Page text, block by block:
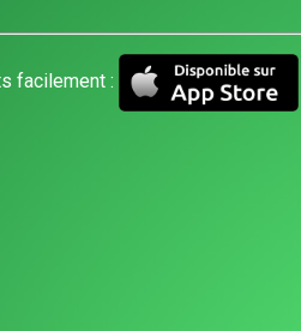
facilement :